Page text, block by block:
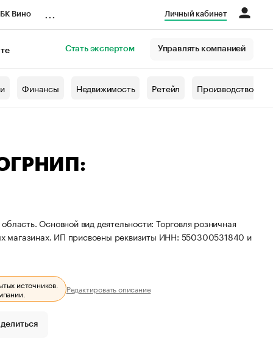
Вино Личный кабинет
Стать экспертом Управлять компанией
Финансы Недвижимость Ретейл Производство
Основной вид деятельности: Торговля розничная
магазинах. ИП присвоены реквизиты ИНН: 550300531840 и
источников.
Редактировать описание